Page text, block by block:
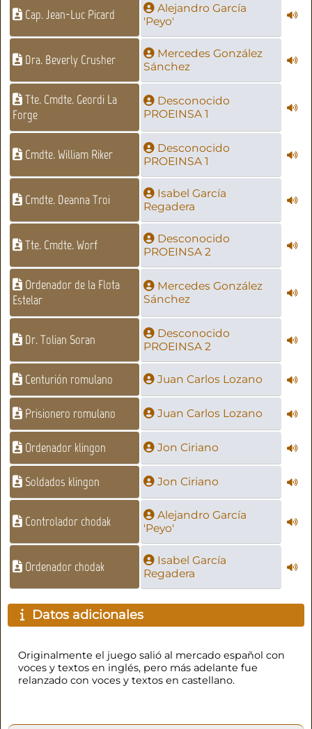
Cap. Jean-Luc Picard
Alejandro García
'Peyo'
Dra. Beverly Crusher
Mercedes González
Sánchez
Tte. Cmdte. Geordi La
Forge
Desconocido
PROEINSA 1
Cmdte. William Riker
Desconocido
PROEINSA 1
Cmdte. Deanna Troi
Isabel García
Regadera
Tte. Cmdte. Worf
Desconocido
PROEINSA 2
Ordenador de la Flota
Estelar
Mercedes González
Sánchez
Dr. Tolian Soran
Desconocido
PROEINSA 2
Centurión romulano Juan Carlos Lozano
Prisionero romulano Juan Carlos Lozano
Ordenador klingon Jon Ciriano
Soldados klingon Jon Ciriano
Controlador chodak
Alejandro García
'Peyo'
Ordenador chodak
Isabel García
Regadera
Datos adicionales
Originalmente el juego salió al mercado español con
voces y textos en inglés, pero más adelante fue
relanzado con voces y textos en castellano.